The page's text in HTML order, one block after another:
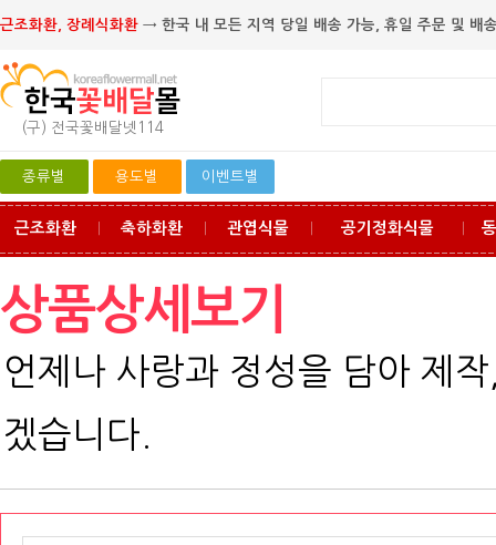
근조화환, 장례식화환 → 한국 내 모든 지역 당일 배송 가능, 휴일 주문 및 배
(구) 전국꽃배달넷114
종류별 용도별 이벤트별
근조화환 축하화환 관엽식물 공기정화식물
상품상세보기
언제나 사랑과 정성을 담아 제
겠습니다.